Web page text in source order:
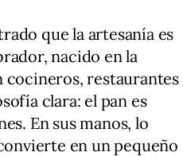
que la artesanía es
nacido en la
cocineros, restaurantes
clara: el pan es
En sus manos, lo
en un pequeño